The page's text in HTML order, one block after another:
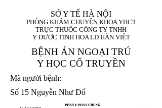
SỞ Y TẾ HÀ NỘI
PHÒNG KHÁM CHUYÊN KHOA YHCT
TRỰC THUỘC CÔNG TY TNHH
Y DƯỢC TINH HOA LD HÀN VIỆT
BỆNH ÁN NGOẠI TRÚ
Y HỌC CỔ TRUYỀN
Mã người bệnh:
Số 15 Nguyễn Như Đổ